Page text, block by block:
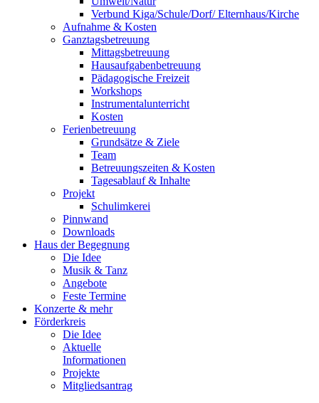
Verbund Kiga/Schule/Dorf/ Elternhaus/Kirche
Aufnahme & Kosten
Ganztagsbetreuung
Mittagsbetreuung
Hausaufgabenbetreuung
Pädagogische Freizeit
Workshops
Instrumentalunterricht
Kosten
Ferienbetreuung
Grundsätze & Ziele
Team
Betreuungszeiten & Kosten
Tagesablauf & Inhalte
Projekt
Schulimkerei
Pinnwand
Downloads
Haus der Begegnung
Die Idee
Musik & Tanz
Angebote
Feste Termine
Konzerte & mehr
Förderkreis
Die Idee
Aktuelle
Informationen
Projekte
Mitgliedsantrag